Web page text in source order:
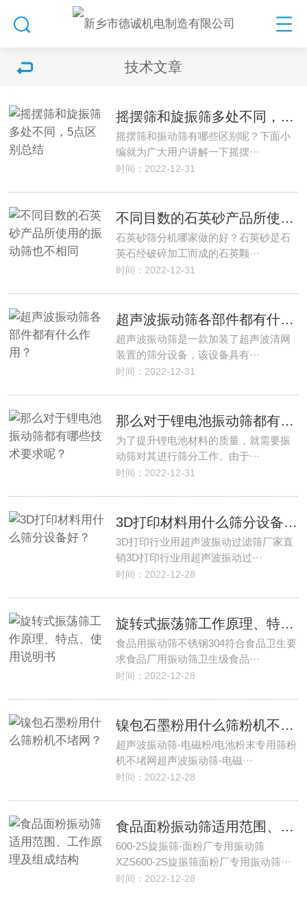
技术文章
摇摆筛和旋振筛多处不同，5点区别总结
摇摆筛和振动筛有哪些区别呢？下面小
编就为广大用户讲解一下摇摆···
时间：2022-12-31
不同目数的石英砂产品所使用的振动筛也不相同
石英砂筛分机哪家做的好？石英砂是石
英石经破碎加工而成的石英颗···
时间：2022-12-31
超声波振动筛各部件都有什么作用？
超声波振动筛是一款加装了超声波清网
装置的筛分设备，该设备具有···
时间：2022-12-31
那么对于锂电池振动筛都有哪些技术要求呢？
为了提升锂电池材料的质量，就需要振
动筛对其进行筛分工作。由于···
时间：2022-12-31
3D打印材料用什么筛分设备好？
3D打印行业用超声波振动过滤筛厂家直
销3D打印行业用超声波振动过···
时间：2022-12-28
旋转式振荡筛工作原理、特点、使用说明书
食品用振动筛不锈钢304符合食品卫生要
求食品厂用振动筛卫生级食品···
时间：2022-12-28
镍包石墨粉用什么筛粉机不堵网？
超声波振动筛-电磁粉/电池粉末专用筛粉
机不堵网超声波振动筛-电磁···
时间：2022-12-28
食品面粉振动筛适用范围、工作原理及组成结构
600-2S旋振筛-面粉厂专用振动筛
XZS600-2S旋振筛面粉厂专用振动筛···
时间：2022-12-28